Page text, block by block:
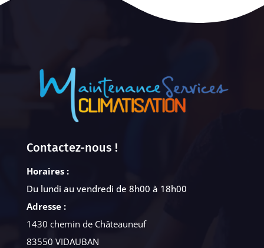
Contactez-nous !
Horaires :
Du lundi au vendredi de 8h00 à 18h00
Adresse :
1430 chemin de Châteauneuf
83550 VIDAUBAN